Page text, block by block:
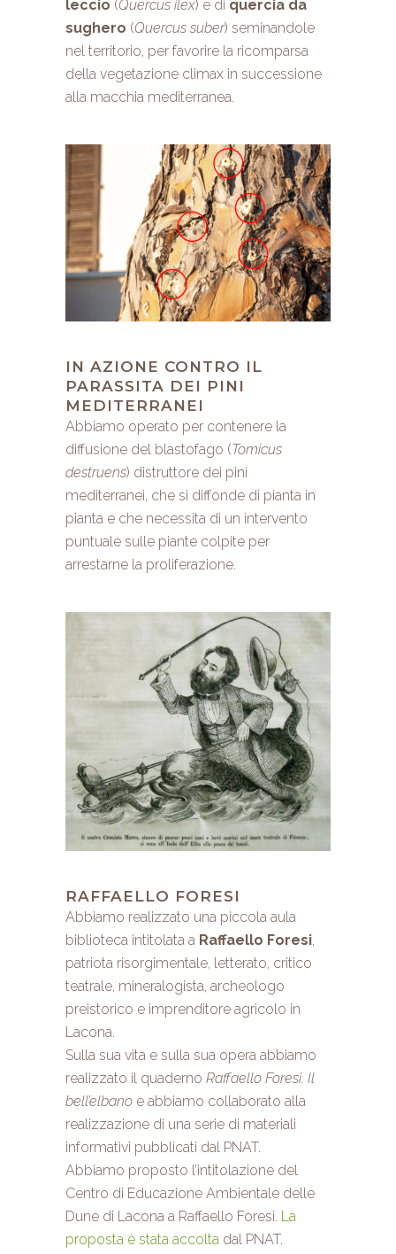
leccio (Quercus ilex) e di quercia da
sughero (Quercus suber) seminandole
nel territorio, per favorire la ricomparsa
della vegetazione climax in successione
alla macchia mediterranea.
IN AZIONE CONTRO IL
PARASSITA DEI PINI
MEDITERRANEI
Abbiamo operato per contenere la
diffusione del blastofago (Tomicus
destruens) distruttore dei pini
mediterranei, che si diffonde di pianta in
pianta e che necessita di un intervento
puntuale sulle piante colpite per
arrestarne la proliferazione.
RAFFAELLO FORESI
Abbiamo realizzato una piccola aula
biblioteca intitolata a Raffaello Foresi,
patriota risorgimentale, letterato, critico
teatrale, mineralogista, archeologo
preistorico e imprenditore agricolo in
Lacona.
Sulla sua vita e sulla sua opera abbiamo
realizzato il quaderno Raffaello Foresi. Il
bell’elbano e abbiamo collaborato alla
realizzazione di una serie di materiali
informativi pubblicati dal PNAT.
Abbiamo proposto l’intitolazione del
Centro di Educazione Ambientale delle
Dune di Lacona a Raffaello Foresi. La
proposta è stata accolta dal PNAT.